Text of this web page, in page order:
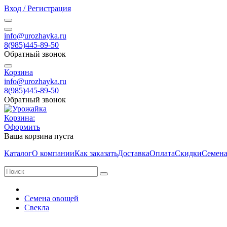
Вход / Регистрация
info@urozhayka.ru
8(985)445-89-50
Обратный звонок
Корзина
info@urozhayka.ru
8(985)445-89-50
Обратный звонок
Корзина:
Оформить
Ваша корзина пуста
КаталогО компанииКак заказатьДоставкаОплатаСкидки
Семена овощей
Свекла